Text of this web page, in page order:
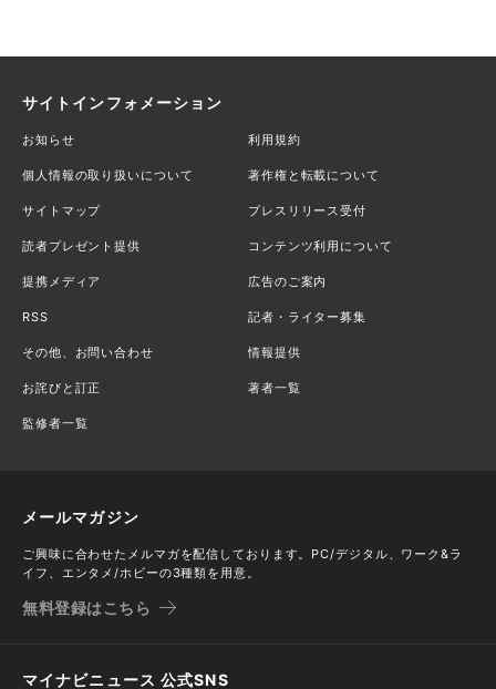
サイトインフォメーション
お知らせ 利用規約
個人情報の取り扱いについて 著作権と転載について
サイトマップ プレスリリース受付
読者プレゼント提供 コンテンツ利用について
提携メディア 広告のご案内
RSS 記者・ライター募集
その他、お問い合わせ 情報提供
お詫びと訂正 著者一覧
監修者一覧
メールマガジン
ご興味に合わせたメルマガを配信しております。PC/デジタル、ワーク&ラ
イフ、エンタメ/ホビーの3種類を用意。
無料登録はこちら
マイナビニュース 公式SNS